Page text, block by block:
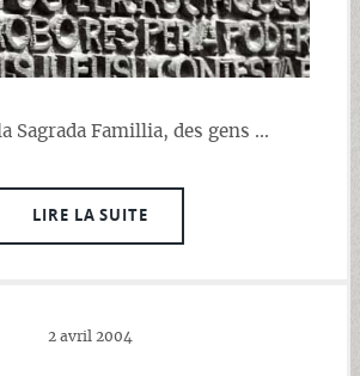
Sagrada Famillia, des gens ...
LIRE LA SUITE
2 avril 2004